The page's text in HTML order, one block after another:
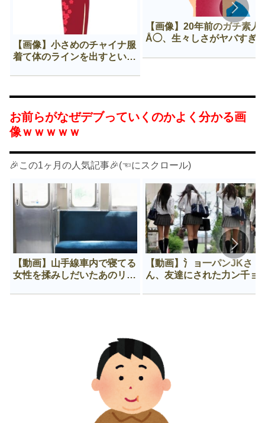
【画像】小さめのチャイナ服
着て体のラインを出すという
【画像】20年前のガチ素人
Å◯、生々しさがヤバすぎ
お前らがなぜデブっていくのかよく分かる画
像ｗｗｗｗｗ
🎉この1ヶ月の人気記事🎉(☜にスクロール)
【動画】山手線車内で寝てる
女性を揉みしだいたあのリー
【動画】氵ョ一パンJKさ
ん、友達にされた力ン千ョ